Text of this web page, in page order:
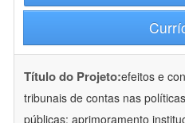
Título do Projeto:efeitos e
tribunais de contas nas
públicas: aprimoramento